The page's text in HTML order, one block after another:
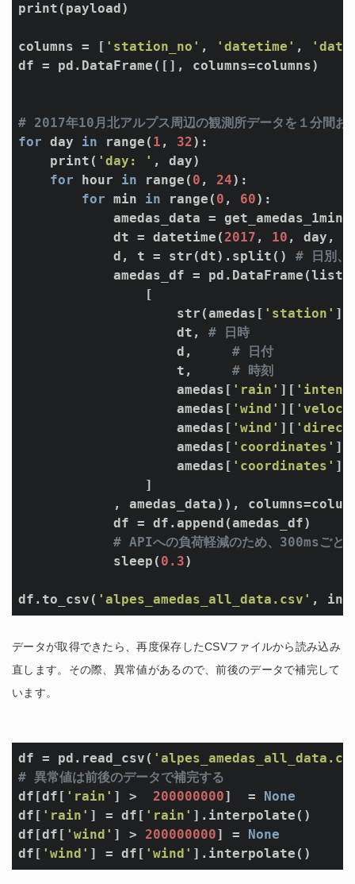
print(payload)
columns = [ 'station_no' , 'datetime' ,
df = pd.DataFrame([], columns=columns)
# 2017年10月北アルプス周辺の観測所データを１分間お
for day in range( 1 , 32):
    print(
'day: ' , day)
for hour in range( 0 , 24):
for min in range( 0 , 60):
            amedas_data = get_amedas_1min(
            dt = datetime(
2017 , 10 , day,
            d, t = str(dt).split()
# 日別、
amedas_df =
                [
                    str(amedas[
'station' ][
                    dt,
# 日時
                    d,
# 日付
                    t,
# 時刻
                    amedas[
'rain' ][
                    amedas[
'wind' ][
                    amedas[
'wind' ][
                    amedas[
'coordinates' ][
                    amedas[
'coordinates' ][
                ]
, amedas_data)),
            df = df.append(amedas_df)
# APIへの負荷軽減のため、300msごと
            sleep(
0.3)
df.to_csv( 'alpes_amedas_all_data.csv' ,
データが取得できたら、再度保存したCSVファイルから読み込み
直します。その際、異常値があるので、前後のデータで補完して
います。
df = pd.read_csv(
# 異常値は前後のデータで補完する
df[df[ 'rain' ] > 200000000]  =
None
df[ 'rain' ] = df[ 'rain' ].interpolate()
df[df[ 'wind' ] > 200000000] =
None
df[ 'wind' ] = df[ 'wind'